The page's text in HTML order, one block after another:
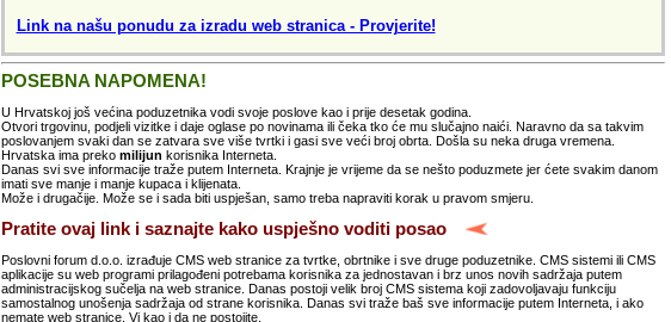
Link na našu ponudu za izradu web stranica - Provjerite!
POSEBNA NAPOMENA!
U Hrvatskoj još većina poduzetnika vodi svoje poslove kao i prije desetak godina.
Otvori trgovinu, podjeli vizitke i daje oglase po novinama ili čeka tko će mu slučajno naići. Naravno da sa takvim
poslovanjem svaki dan se zatvara sve više tvrtki i gasi sve veći broj obrta. Došla su neka druga vremena.
Hrvatska ima preko milijun korisnika Interneta.
Danas svi sve informacije traže putem Interneta. Krajnje je vrijeme da se nešto poduzmete jer ćete svakim danom
imati sve manje i manje kupaca i klijenata.
Može i drugačije. Može se i sada biti uspješan, samo treba napraviti korak u pravom smjeru.
Pratite ovaj link i saznajte kako uspješno voditi posao
Poslovni forum d.o.o. izrađuje CMS web stranice za tvrtke, obrtnike i sve druge poduzetnike. CMS sistemi ili CMS
aplikacije su web programi prilagođeni potrebama korisnika za jednostavan i brz unos novih sadržaja putem
administracijskog sučelja na web stranice. Danas postoji velik broj CMS sistema koji zadovoljavaju funkciju
samostalnog unošenja sadržaja od strane korisnika. Danas svi traže baš sve informacije putem Interneta, i ako
nemate web stranice, Vi kao i da ne postojite.